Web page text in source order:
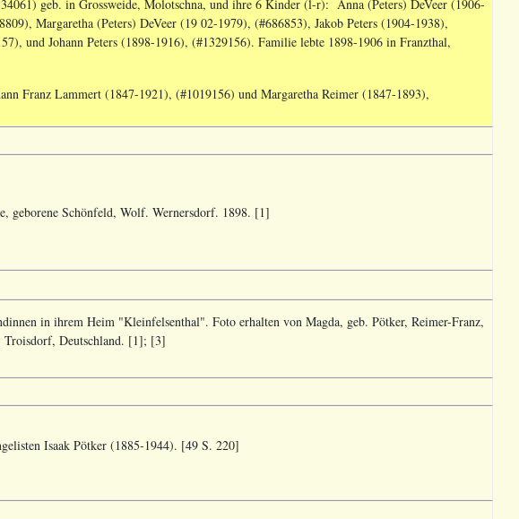
geb. in Grossweide, Molotschna, und ihre 6 Kinder (l-r): Anna (Peters) DeVeer (1906-
Margaretha (Peters) DeVeer (19 02-1979), (#686853), Jakob Peters (1904-1938),
und Johann Peters (1898-1916), (#1329156). Familie lebte 1898-1906 in Franzthal,
Franz Lammert (1847-1921), (#1019156) und Margaretha Reimer (1847-1893),
geborene Schönfeld, Wolf. Wernersdorf. 1898. [1]
in ihrem Heim "Kleinfelsenthal". Foto erhalten von Magda, geb. Pötker, Reimer-Franz,
Troisdorf, Deutschland. [1]; [3]
Isaak Pötker (1885-1944). [49 S. 220]